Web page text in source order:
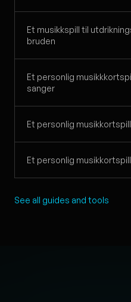
Et musikkspill til
bruden
Et personlig
sanger
Et personlig
Et personlig
See all guides and tools